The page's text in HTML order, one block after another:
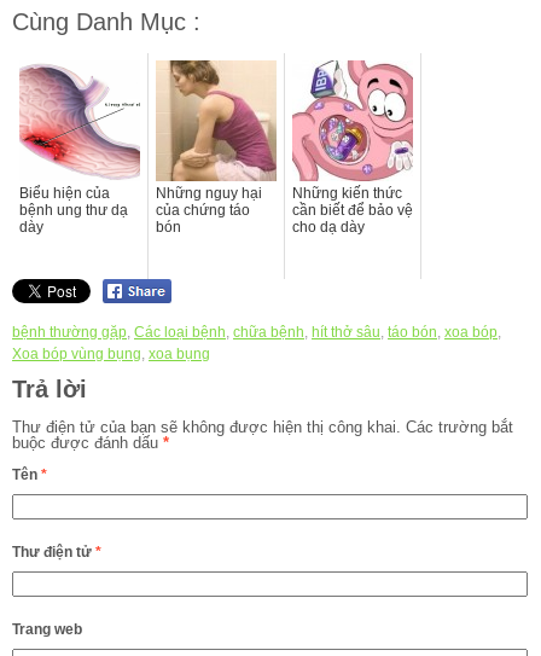
Cùng Danh Mục :
Biểu hiện của
bệnh ung thư dạ
dày
Những nguy hại
của chứng táo
bón
Những kiến thức
cần biết để bảo vệ
cho dạ dày
bệnh thường gặp, Các loại bệnh, chữa bệnh, hít thở sâu, táo bón, xoa bóp,
Xoa bóp vùng bụng, xoa bụng
Trả lời
Thư điện tử của bạn sẽ không được hiện thị công khai. Các trường bắt
buộc được đánh dấu *
Tên *
Thư điện tử *
Trang web